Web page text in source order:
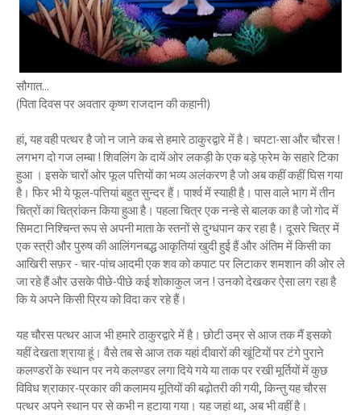
सौगात...
(पिता दिवस पर अवतार कृष्ण राजदान की कहानी)
हां, यह वही पत्थर है जो न जाने कब से हमारे ठाकुरद्वारे में है। चपटा-सा और चौरस !
लगभग दो गज लम्बा ! शिवलिंग के दायें ओर लकड़ी के एक बड़े फ्रेम के सहारे टिका
हुआ । इसके चारों ओर फूल पत्तियों का भव्य अलंकरण है जो अब कहीं कहीं घिस गया
है। फिर भी ये फूल-पत्तियां बहुत सुन्दर हैं। पार्श्व में स्याही है। पास वाले भाग में तीन
चित्रों का चित्रांकन किया हुआ है। पहला चित्र एक नन्हे से बालक का है जो गोद में
सिमटा निश्चिन्त रूप से अपनी माता के स्तनों से दुग्धपान कर रहा है। दूसरे चित्र में
एक स्त्री और पुरुष की आलिंगनबद्ध आकृतियां खुदी हुई हैं और अंतिम में किसी का
आखिरी सफ़र - चार-पांच आदमी एक शव को कपाट पर लिटाकर शमशान की ओर ले
जा रहे हैं और उसके पीछे-पीछे कई शोकाकुल जन ! उनको देखकर ऐसा लग रहा है
कि ये अपने किसी प्रिय को विदा कर रहे हैं।
यह चौरस पत्थर आज भी हमारे ठाकुरद्वारे में है। छोटी उम्र से आज तक मैं इसको
यहीं देखता श्राया हूं। वैसे तब से आज तक यहां दीवारों की खूंटियों पर टंगे पुराने
कलण्डरों के स्थान पर नये कलण्डर लगा दिये गये या ताक पर रखी मूर्तियों में कुछ
विविध श्राकार-प्रकार की कलामय मूतियों की बढ़ोतरी की गयी, किन्तु यह चौरस
पत्थर अपने स्थान पर से कभी न हटाया गया। यह जहां था, अब भी वहीं है।